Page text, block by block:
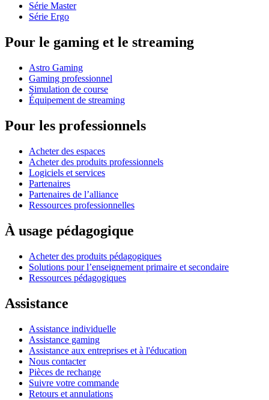
Série Master
Série Ergo
Pour le gaming et le streaming
Astro Gaming
Gaming professionnel
Simulation de course
Équipement de streaming
Pour les professionnels
Acheter des espaces
Acheter des produits professionnels
Logiciels et services
Partenaires
Partenaires de l’alliance
Ressources professionnelles
À usage pédagogique
Acheter des produits pédagogiques
Solutions pour l’enseignement primaire et secondaire
Ressources pédagogiques
Assistance
Assistance individuelle
Assistance gaming
Assistance aux entreprises et à l'éducation
Nous contacter
Pièces de rechange
Suivre votre commande
Retours et annulations